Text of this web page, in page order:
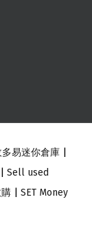
多易迷你倉庫
Sell used
SET Money